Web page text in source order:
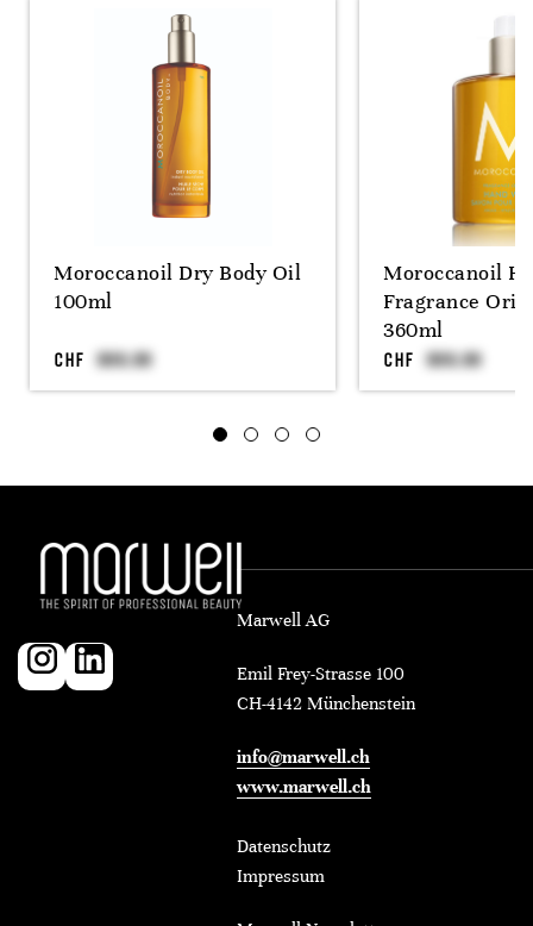
Moroccanoil Dry Body Oil
100ml
CHF
Moroccanoil
Fragrance
360ml
CHF
Marwell AG
Emil Frey-Strasse 100
CH-4142 Münchenstein
info@marwell.ch
www.marwell.ch
Datenschutz
Impressum